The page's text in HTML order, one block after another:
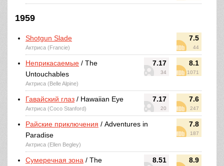
1959
7.5
44
Shotgun Slade
Актриса (Francie)
7.17
34
8.1
1071
Неприкасаемые / The
Untouchables
Актриса (Belle Alpine)
7.17
20
7.6
247
Гавайский глаз / Hawaiian Eye
Актриса (Coco Stanford)
7.8
187
Райские приключения / Adventures in
Paradise
Актриса (Ellen Begley)
8.51 8.9
Сумеречная зона / The